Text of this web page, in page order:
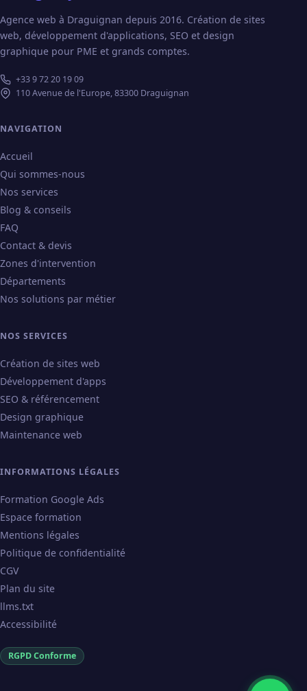
Agence web à Draguignan depuis 2016. Création de sites
web, développement d'applications, SEO et design
graphique pour PME et grands comptes.
+33 9 72 20 19 09
110 Avenue de l'Europe, 83300 Draguignan
NAVIGATION
Accueil
Qui sommes-nous
Nos services
Blog & conseils
FAQ
Contact & devis
Zones d'intervention
Départements
Nos solutions par métier
NOS SERVICES
Création de sites web
Développement d'apps
SEO & référencement
Design graphique
Maintenance web
INFORMATIONS LÉGALES
Formation Google Ads
Espace formation
Mentions légales
Politique de confidentialité
CGV
Plan du site
llms.txt
Accessibilité
RGPD Conforme